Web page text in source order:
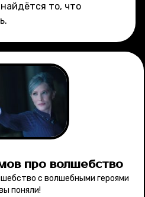
то, что
про волшебство
с волшебными героями
поняли!